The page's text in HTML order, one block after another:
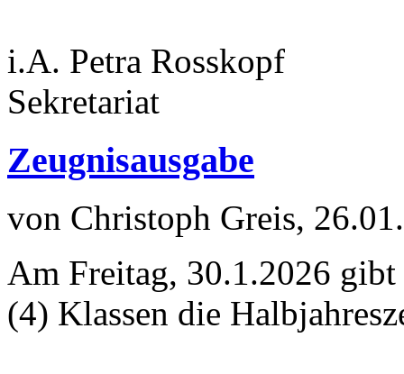
i.A. Petra Rosskopf
Sekretariat
Zeugnisausgabe
von Christoph Greis,
Am Freitag, 30.1.2026
(4) Klassen die